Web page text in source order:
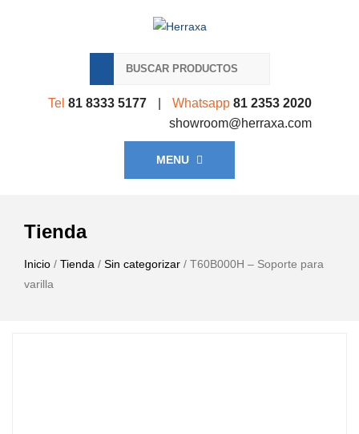
Tel 81 8333 5177 Whatsapp 81 2353 2020
showroom@herraxa.com
MENU
Tienda
Inicio / Tienda / Sin categorizar / T60B000H – Soporte para
varilla